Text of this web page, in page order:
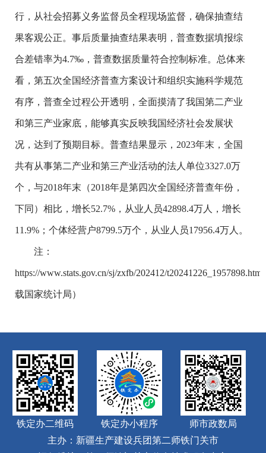
行，从社会招募义务监督员全程现场监督，确保抽查结
果客观公正。事后质量抽查结果表明，普查数据填报综
合差错率为4.7‰，普查数据质量符合控制标准。总体来
看，第五次全国经济普查方案设计和组织实施科学规范
有序，普查全过程公开透明，全面摸清了我国第二产业
和第三产业家底，能够真实反映我国经济社会发展状
况，达到了预期目标。普查结果显示，2023年末，全国
共有从事第二产业和第三产业活动的法人单位3327.0万
个，与2018年末（2018年是第四次全国经济普查年份，
下同）相比，增长52.7%，从业人员42898.4万人，增长
11.9%；个体经营户8799.5万个，从业人员17956.4万人。
注：
https://www.stats.gov.cn/sj/zxfb/202412/
载国家统计局）
铁定办二维码 铁定办小程序
师市政数局
主办：新疆生产建设兵团第二师铁门关市